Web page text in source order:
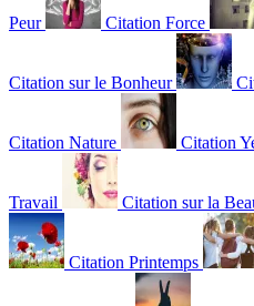
Peur Citation Force
Citation sur le Bonheur
Citation Nature Citation
Travail Citation sur la
Citation Printemps